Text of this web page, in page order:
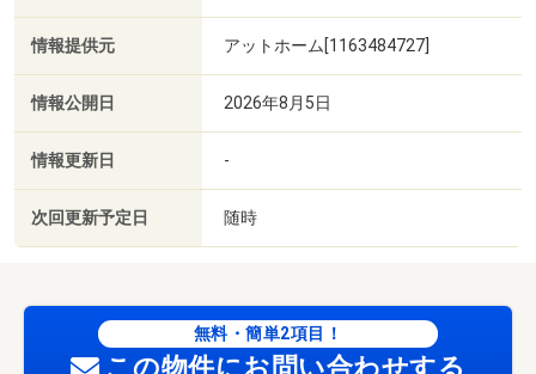
情報提供元 アットホーム[1163484727]
情報公開日 2026年8月5日
情報更新日 -
次回更新予定日 随時
無料・簡単2項目！
この物件にお問い合わせする